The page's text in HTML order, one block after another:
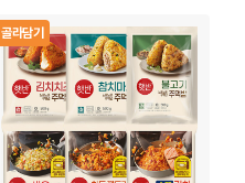
골라담기